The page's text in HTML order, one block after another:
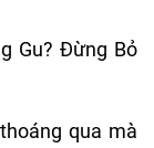
Gu? Đừng Bỏ
qua mà